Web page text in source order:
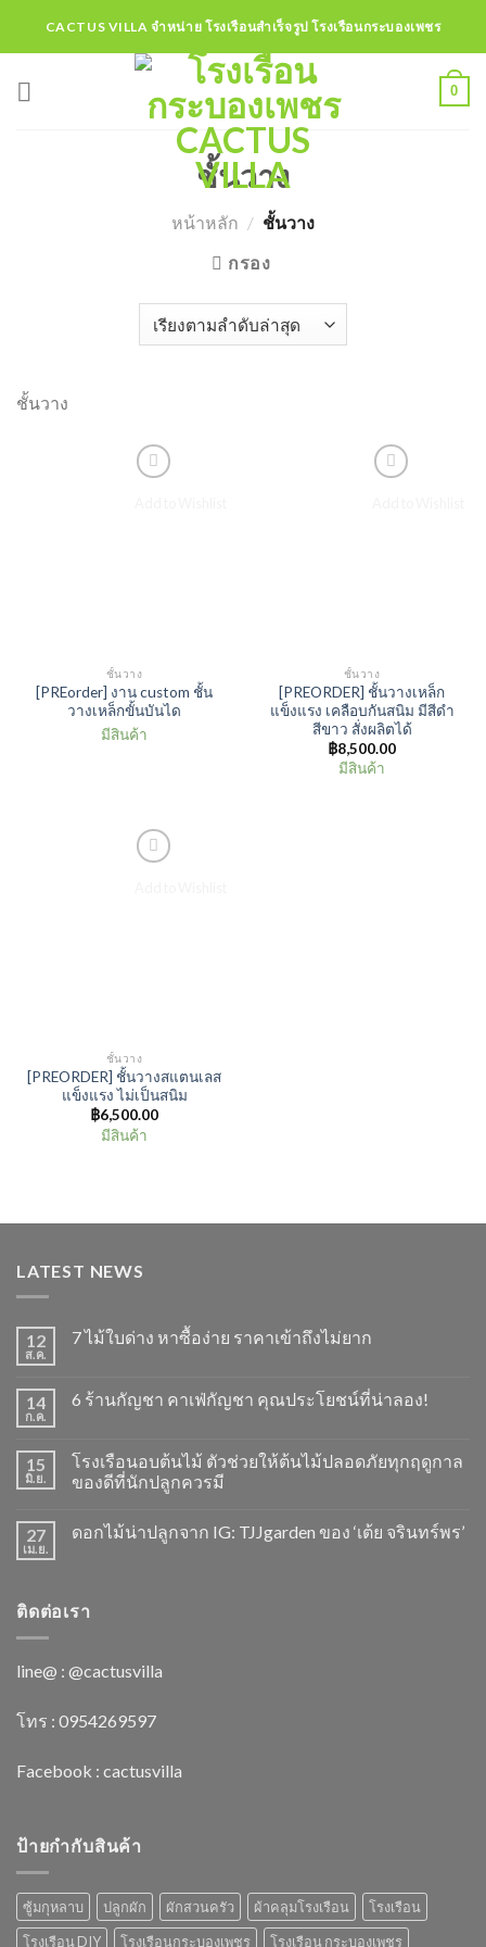
CACTUS VILLA จำหน่าย โรงเรือนสำเร็จรูป โรงเรือนกระบองเพชร
0
ชั้นวาง
หน้าหลัก / ชั้นวาง
กรอง
ชั้นวาง
ชั้นวาง
[PREorder] งาน custom ชั้น
วางเหล็กขั้นบันได
มีสินค้า
ชั้นวาง
[PREORDER] ชั้นวางเหล็ก
แข็งแรง เคลือบกันสนิม มีสีดำ
สีขาว สั่งผลิตได้
฿8,500.00
มีสินค้า
ชั้นวาง
[PREORDER] ชั้นวางสแตนเลส
แข็งแรง ไม่เป็นสนิม
฿6,500.00
มีสินค้า
LATEST NEWS
12
ส.ค.
7 ไม้ใบด่าง หาซื้อง่าย ราคาเข้าถึงไม่ยาก
14
ก.ค.
6 ร้านกัญชา คาเฟ่กัญชา คุณประโยชน์ที่น่าลอง!
15
มิ.ย.
โรงเรือนอบต้นไม้ ตัวช่วยให้ต้นไม้ปลอดภัยทุกฤดูกาล
ของดีที่นักปลูกควรมี
27
เม.ย.
ดอกไม้น่าปลูกจาก IG: TJJgarden ของ ‘เต้ย จรินทร์พร’
ติดต่อเรา
line@ : @cactusvilla
โทร : 0954269597
Facebook : cactusvilla
ป้ายกำกับสินค้า
ซู้มกุหลาบ ปลูกผัก ผักสวนครัว ผ้าคลุมโรงเรือน
โรงเรือน
โรงเรือน DIY
โรงเรือนกระบองเพชร โรงเรือน กระบองเพชร